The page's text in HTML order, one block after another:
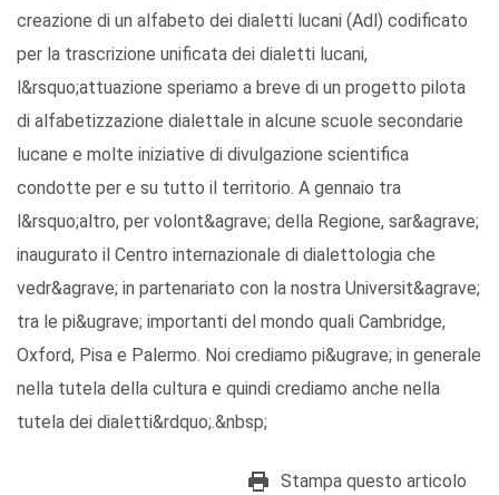
creazione di un alfabeto dei dialetti lucani (Adl) codificato
per la trascrizione unificata dei dialetti lucani,
l&rsquo;attuazione speriamo a breve di un progetto pilota
di alfabetizzazione dialettale in alcune scuole secondarie
lucane e molte iniziative di divulgazione scientifica
condotte per e su tutto il territorio. A gennaio tra
l&rsquo;altro, per volont&agrave; della Regione, sar&agrave;
inaugurato il Centro internazionale di dialettologia che
vedr&agrave; in partenariato con la nostra Universit&agrave;
tra le pi&ugrave; importanti del mondo quali Cambridge,
Oxford, Pisa e Palermo. Noi crediamo pi&ugrave; in generale
nella tutela della cultura e quindi crediamo anche nella
tutela dei dialetti&rdquo;.&nbsp;
Stampa questo articolo